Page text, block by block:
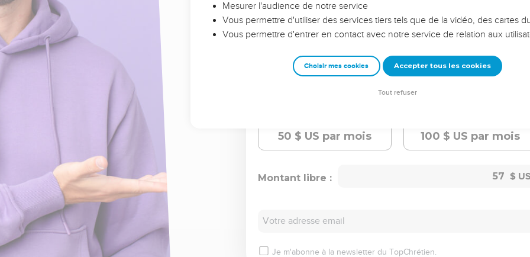
50 $ US par mois 100 $ US par mois
Montant libre :
Votre adresse email
Je m'abonne à la newsletter du TopChrétien.
Mesurer l'audience de notre service
Vous permettre d'utiliser des services tiers tels que de la vidéo, des cartes
Vous permettre d'entrer en contact avec notre service de relation aux
Choisir mes cookies Accepter tous les cookies
Tout refuser